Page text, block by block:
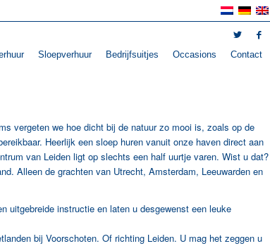
Sloepverhuur Bedrijfsuitjes Occasions Contact
vergeten we hoe dicht bij de natuur zo mooi is, zoals op de
Heerlijk een sloep huren vanuit onze haven direct aan
van Leiden ligt op slechts een half uurtje varen. Wist u dat?
Alleen de grachten van Utrecht, Amsterdam, Leeuwarden en
uitgebreide instructie en laten u desgewenst een leuke
bij Voorschoten. Of richting Leiden. U mag het zeggen u